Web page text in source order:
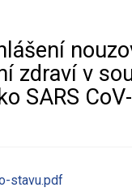
zdraví v
SARS
stavu.pdf